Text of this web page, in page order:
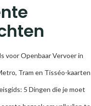
voor Openbaar Vervoer in
Tram en Tisséo-kaarten
5 Dingen die je moet